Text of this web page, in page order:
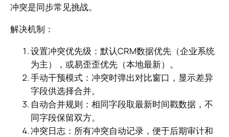
冲突是同步常见挑战。
解决机制：
设置冲突优先级：默认CRM数据优先（企业系统
为主），或易歪歪优先（本地最新）。
手动干预模式：冲突时弹出对比窗口，显示差异
字段供选择合并。
自动合并规则：相同字段取最新时间戳数据，不
同字段保留双方。
冲突日志：所有冲突自动记录，便于后期审计和